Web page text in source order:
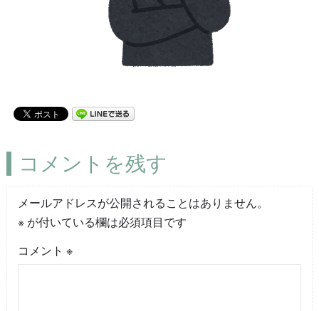
コメントを残す
メールアドレスが公開されることはありません。
※が付いている欄は必須項目です
コメント ※